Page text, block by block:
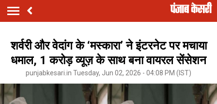
शर्वरी और वेदांग के ‘मस्कारा’ ने इंटरनेट पर मचाया
धमाल, 1 करोड़ व्यूज़ के साथ बना वायरल सेंसेशन
punjabkesari.in Tuesday, Jun 02, 2026 - 04:08 PM (IST)